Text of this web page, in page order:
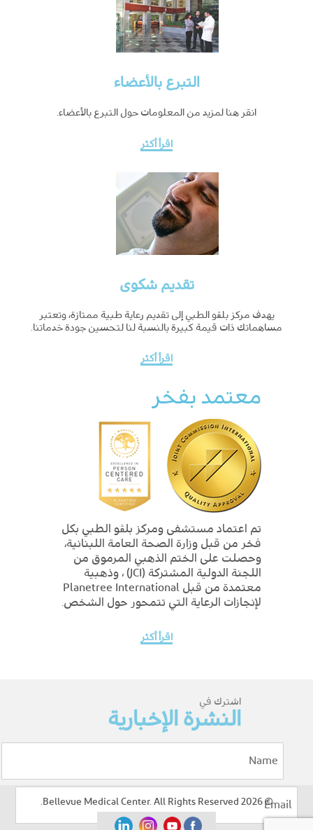
التبرع بالأعضاء
انقر هنا لمزيد من المعلومات حول التبرع بالأعضاء.
اقرأ أكثر
تقديم شكوى
يهدف مركز ﺑﻠﭭو الطبي إلى تقديم رعاية طبية ممتازة، وتعتبر
مساهماتك ذات قيمة كبيرة بالنسبة لنا لتحسين جودة خدماتنا.
اقرأ أكثر
معتمد بفخر
تم اعتماد مستشفى ومركز بلڨو الطبي بكل
فخر من قبل وزارة الصحة العامة اللبنانية،
وحصلت على الختم الذهبي المرموق من
اللجنة الدولية المشتركة (JCI) ، وذهبية
معتمدة من قبل Planetree International
لإنجازات الرعاية التي تتمحور حول الشخص.
اقرأ أكثر
اشترك في
النشرة الإخبارية
© 2026 Bellevue Medical Center. All Rights Reserved.